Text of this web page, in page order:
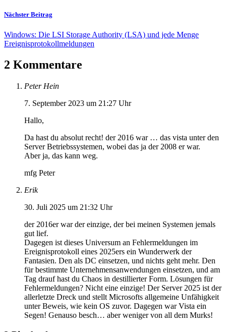
Nächster Beitrag
Windows: Die LSI Storage Authority (LSA) und jede Menge
Ereignisprotokollmeldungen
2 Kommentare
Peter Hein
7. September 2023 um 21:27 Uhr
Hallo,
Da hast du absolut recht! der 2016 war … das vista unter den
Server Betriebssystemen, wobei das ja der 2008 er war.
Aber ja, das kann weg.
mfg Peter
Erik
30. Juli 2025 um 21:32 Uhr
der 2016er war der einzige, der bei meinen Systemen jemals
gut lief.
Dagegen ist dieses Universum an Fehlermeldungen im
Ereignisprotokoll eines 2025ers ein Wunderwerk der
Fantasien. Den als DC einsetzen, und nichts geht mehr. Den
für bestimmte Unternehmensanwendungen einsetzen, und am
Tag drauf hast du Chaos in destillierter Form. Lösungen für
Fehlermeldungen? Nicht eine einzige! Der Server 2025 ist der
allerletzte Dreck und stellt Microsofts allgemeine Unfähigkeit
unter Beweis, wie kein OS zuvor. Dagegen war Vista ein
Segen! Genauso besch… aber weniger von all dem Murks!